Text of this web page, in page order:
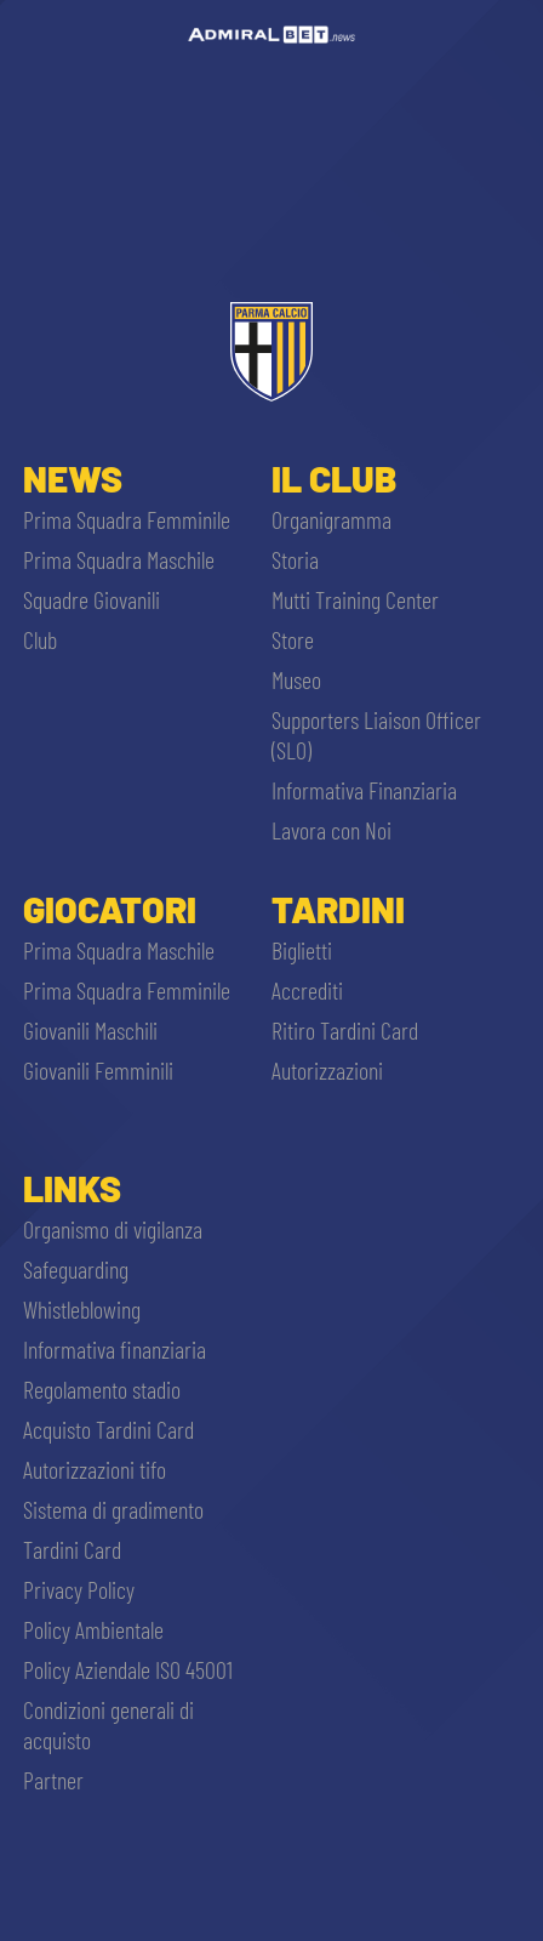
NEWS
Prima Squadra Femminile
Prima Squadra Maschile
Squadre Giovanili
Club
IL CLUB
Organigramma
Storia
Mutti Training Center
Store
Museo
Supporters Liaison Officer
(SLO)
Informativa Finanziaria
Lavora con Noi
GIOCATORI
Prima Squadra Maschile
Prima Squadra Femminile
Giovanili Maschili
Giovanili Femminili
TARDINI
Biglietti
Accrediti
Ritiro Tardini Card
Autorizzazioni
LINKS
Organismo di vigilanza
Safeguarding
Whistleblowing
Informativa finanziaria
Regolamento stadio
Acquisto Tardini Card
Autorizzazioni tifo
Sistema di gradimento
Tardini Card
Privacy Policy
Policy Ambientale
Policy Aziendale ISO 45001
Condizioni generali di
acquisto
Partner